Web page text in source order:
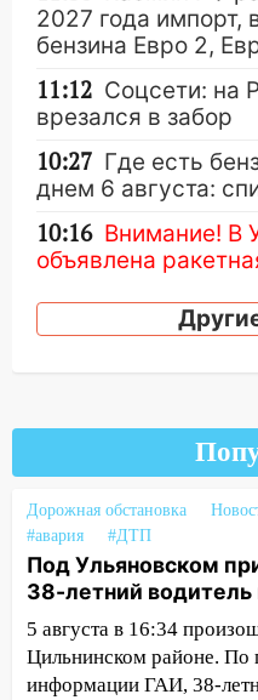
2027 года импорт,
бензина Евро 2,
11:12 Соцсети: на
врезался в забор
10:27 Где есть
днем 6 августа:
10:16 Внимание! В
объявлена
10:00 В
51-летний
юному
Чернышевского
08:21
В
велосипеда
07:18
В Ульяновск
погода в четверг
Дорожная обстановка
#авария
#ДТП
Под Ульяновском
38-летний водитель
5 августа в 16:34
Цильнинском районе. По
информации ГАИ, 38-